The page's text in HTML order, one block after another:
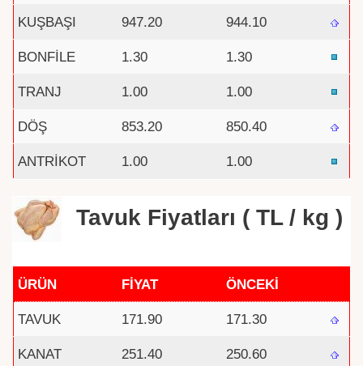
KUŞBAŞI 947.20 944.10
BONFİLE 1.30 1.30
TRANJ 1.00 1.00
DÖŞ 853.20 850.40
ANTRİKOT 1.00 1.00
Tavuk Fiyatları ( TL / kg )
ÜRÜN FİYAT ÖNCEKİ
TAVUK 171.90 171.30
KANAT 251.40 250.60